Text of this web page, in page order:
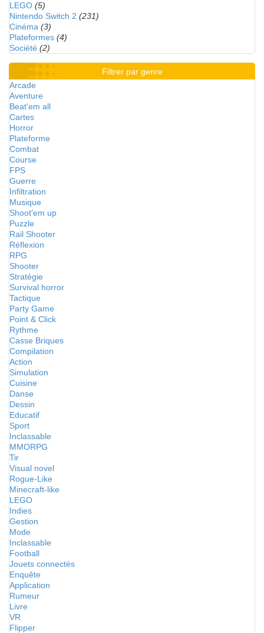
LEGO (5)
Nintendo Switch 2 (231)
Cinéma (3)
Plateformes (4)
Société (2)
Filtrer par genre
Arcade
Aventure
Beat'em all
Cartes
Horror
Plateforme
Combat
Course
FPS
Guerre
Infiltration
Musique
Shoot'em up
Puzzle
Rail Shooter
Réflexion
RPG
Shooter
Stratégie
Survival horror
Tactique
Party Game
Point & Click
Rythme
Casse Briques
Compilation
Action
Simulation
Cuisine
Danse
Dessin
Educatif
Sport
Inclassable
MMORPG
Tir
Visual novel
Rogue-Like
Minecraft-like
LEGO
Indies
Gestion
Mode
Inclassable
Football
Jouets connectés
Enquête
Application
Rumeur
Livre
VR
Flipper